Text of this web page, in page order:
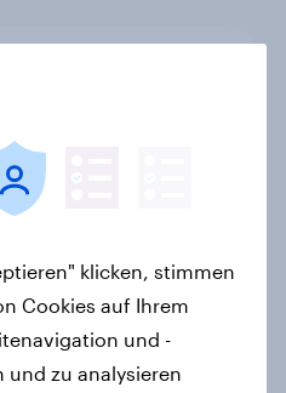
Atomrisiko
Vorsorge für
bleibt
klicken, stimmen
Cookies auf Ihrem
und -
und zu analysieren